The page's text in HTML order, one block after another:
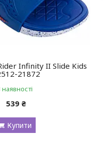
Infinity II Slide Kids
21872
наявності
539 ₴
Купити